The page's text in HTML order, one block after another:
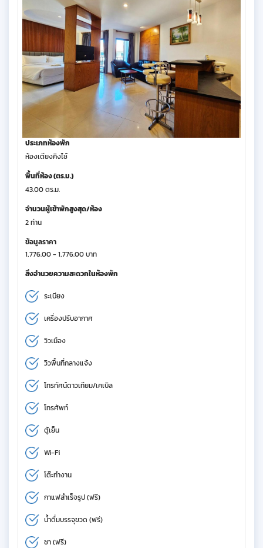
ประเภทห้องพัก
ห้องเตียงคิงไซ์
พื้นที่ห้อง (ตร.ม.)
43.00 ตร.ม.
จำนวนผู้เข้าพักสูงสุด/ห้อง
2 ท่าน
ข้อมูลราคา
1,776.00 - 1,776.00 บาท
สิ่งอำนวยความสะดวกในห้องพัก
ระเบียง
เครื่องปรับอากาศ
วิวเมือง
วิวพื้นที่กลางแจ้ง
โทรทัศน์ดาวเทียม/เคเบิล
โทรศัพท์
ตู้เย็น
Wi-Fi
โต๊ะทำงาน
กาแฟสำเร็จรูป (ฟรี)
น้ำดื่มบรรจุขวด (ฟรี)
ชา (ฟรี)